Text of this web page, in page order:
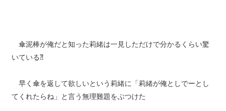
傘泥棒が俺だと知った莉緒は一見しただけで分かるくらい驚
いている⁈
早く傘を返して欲しいという莉緒に「莉緒が俺としでーとし
てくれたらね」と言う無理難題をぶつけた